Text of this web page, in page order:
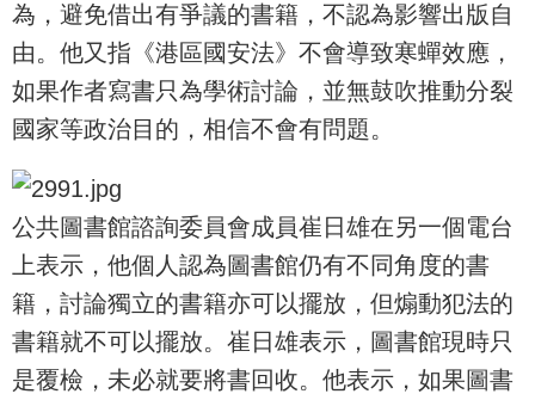
為，避免借出有爭議的書籍，不認為影響出版自
由。他又指《港區國安法》不會導致寒蟬效應，
如果作者寫書只為學術討論，並無鼓吹推動分裂
國家等政治目的，相信不會有問題。
公共圖書館諮詢委員會成員崔日雄在另一個電台
上表示，他個人認為圖書館仍有不同角度的書
籍，討論獨立的書籍亦可以擺放，但煽動犯法的
書籍就不可以擺放。崔日雄表示，圖書館現時只
是覆檢，未必就要將書回收。他表示，如果圖書